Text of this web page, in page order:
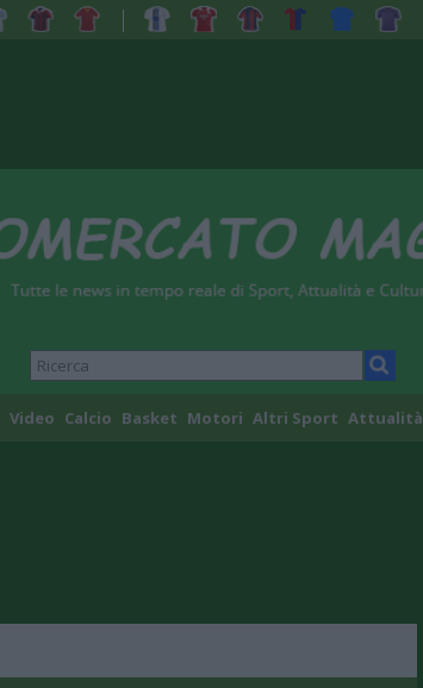
Video Calcio Basket Motori Altri Sport Attualità